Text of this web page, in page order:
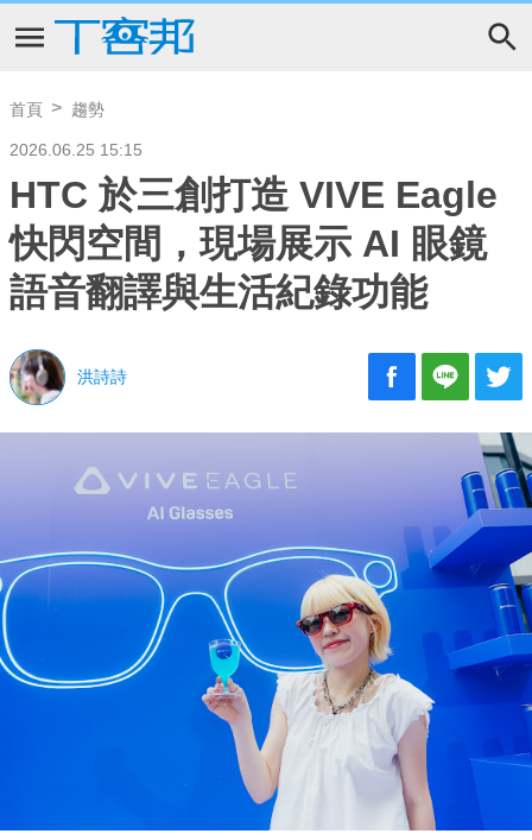
首頁 趨勢
2026.06.25 15:15
HTC 於三創打造 VIVE Eagle
快閃空間，現場展示 AI 眼鏡
語音翻譯與生活紀錄功能
洪詩詩